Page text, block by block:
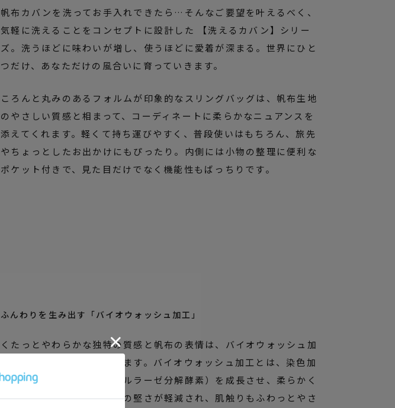
帆布カバンを洗ってお手入れできたら…そんなご要望を叶えるべく、
気軽に洗えることをコンセプトに設計した 【洗えるカバン】シリー
ズ。洗うほどに味わいが増し、使うほどに愛着が深まる。世界にひと
つだけ、あなただけの風合いに育っていきます。
ころんと丸みのあるフォルムが印象的なスリングバッグは、帆布生地
のやさしい質感と相まって、コーディネートに柔らかなニュアンスを
添えてくれます。軽くて持ち運びやすく、普段使いはもちろん、旅先
やちょっとしたお出かけにもぴったり。内側には小物の整理に便利な
ポケット付きで、見た目だけでなく機能性もばっちりです。
ふんわりを生み出す「バイオウォッシュ加工」
くたっとやわらかな独特の質感と帆布の表情は、バイオウォッシュ加
工を施すことで生み出されます。バイオウォッシュ加工とは、染色加
工時に釜の中の微生物（セルラーゼ分解酵素）を成長させ、柔らかく
仕上げる加工のこと。生地の堅さが軽減され、肌触りもふわっとやさ